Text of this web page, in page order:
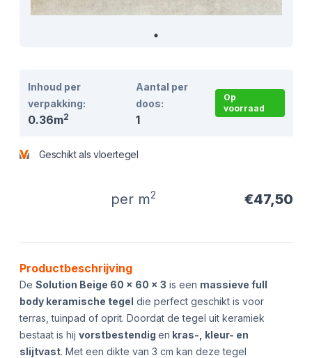
Inhoud per
verpakking:
0.36m2
Aantal per
doos:
1
Op
voorraad
Geschikt als vloertegel
per m2 €47,50
Product informatie
Productbeschrijving
De Solution Beige 60 x 60 x 3 is een massieve full
body keramische tegel die perfect geschikt is voor
terras, tuinpad of oprit. Doordat de tegel uit keramiek
bestaat is hij vorstbestendig en kras-, kleur- en
slijtvast. Met een dikte van 3 cm kan deze tegel